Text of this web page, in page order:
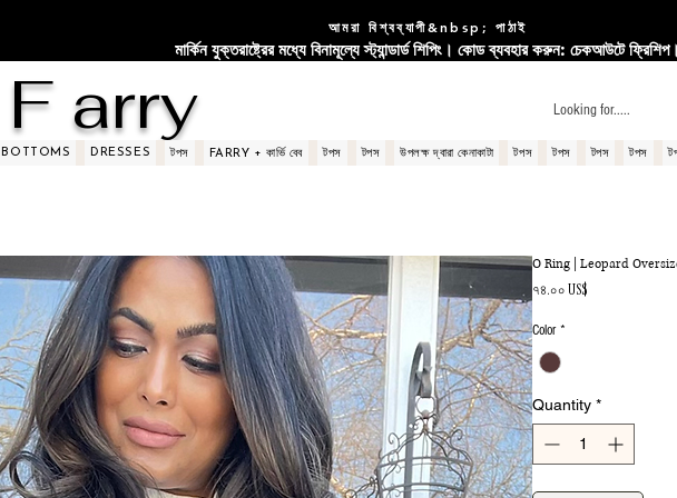
আমরা বিশ্বব্যাপী&nbsp; পাঠাই
মার্কিন যুক্তরাষ্ট্রের মধ্যে বিনামূল্যে স্ট্যান্ডার্ড শিপিং। কোড ব্যবহার করুন: চেকআউটে ফ্রিশিপ।
F arry
BOTTOMS DRESSES টপস FARRY + কার্ভি বেব টপস টপস উপলক্ষ দ্বারা কেনাকাটা টপস টপস টপস টপস
O Ring | Leopard
৭৪.০০ US$
Color *
Quantity *